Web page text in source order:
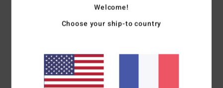
100% de nos clients recommandent ce produit
5.0
Welcome!
Choose your ship-to country